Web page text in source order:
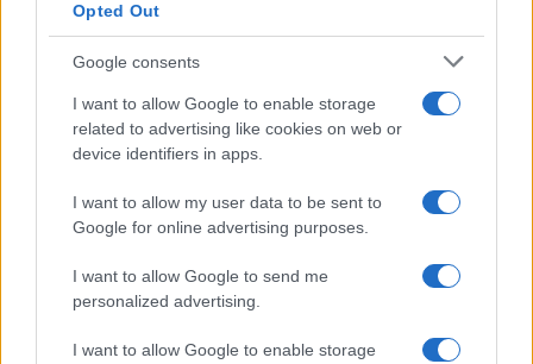
Opted Out
Google consents
I want to allow Google to enable storage
related to advertising like cookies on web or
device identifiers in apps.
I want to allow my user data to be sent to
Google for online advertising purposes.
I want to allow Google to send me
personalized advertising.
I want to allow Google to enable storage
Lesújtva fogadtuk a hírt: meghalt a Rebbe
bizalmasa